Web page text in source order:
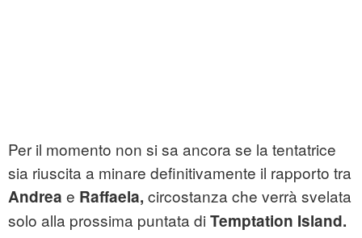
Per il momento non si sa ancora se la tentatrice
sia riuscita a minare definitivamente il rapporto tra
Andrea e Raffaela, circostanza che verrà svelata
solo alla prossima puntata di Temptation Island.